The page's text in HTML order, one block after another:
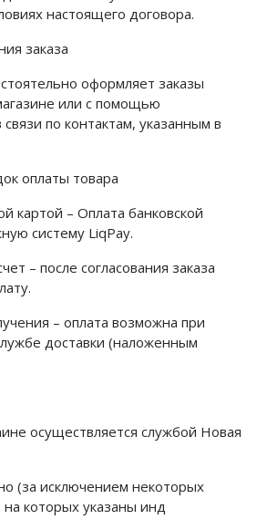
настоящего договора.
заказа
оформляет заказы
или с помощью
по контактам, указанным в
оплаты товара
картой – Оплата банковской
систему LiqPay.
– после согласования заказа
– оплата возможна при
доставки (наложенным
осуществляется службой Новая
(за исключением некоторых
которых указаны инд